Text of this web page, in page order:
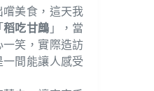
美食，這天我
稻吃甘鷓 」，當
笑，實際造訪
間能讓人感受